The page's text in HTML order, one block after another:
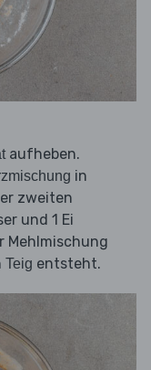
aufheben.
in
zweiten
und 1 Ei
Mehlmischung
Teig entsteht.